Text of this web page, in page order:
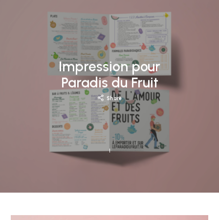
Impression pour
Paradis du Fruit
Share